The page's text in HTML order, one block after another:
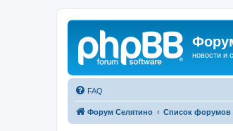
новости и
FAQ
Форум Селятино Список форумов